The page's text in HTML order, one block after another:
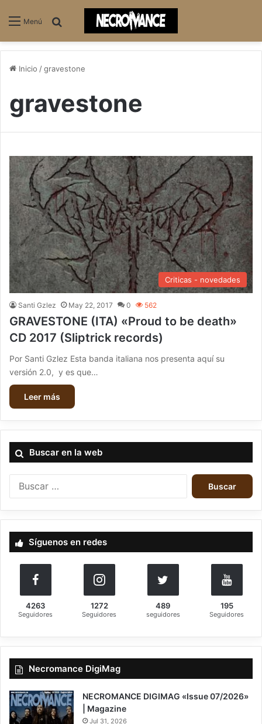
Menú
Inicio /gravestone
gravestone
Criticas - novedades
Santi Gzlez May 22, 2017 0 562
GRAVESTONE (ITA) «Proud to be death»
CD 2017 (Sliptrick records)
Por Santi Gzlez Esta banda italiana nos presenta aquí su
versión 2.0, y es que…
Leer más
Buscar en la web
c
a
:
Síguenos en redes
4263
Seguidores
1272
Seguidores
489
seguidores
195
Seguidores
Necromance DigiMag
NECROMANCE DIGIMAG «Issue 07/2026»
| Magazine
Jul 31, 2026